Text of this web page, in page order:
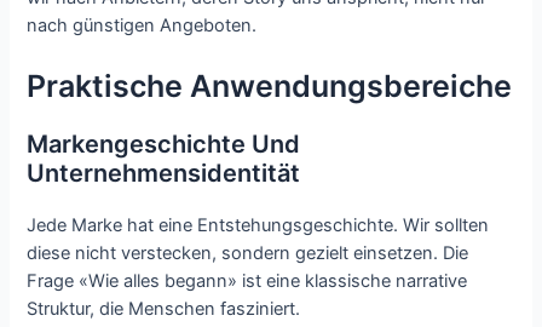
nach günstigen Angeboten.
Praktische Anwendungsbereiche
Markengeschichte Und
Unternehmensidentität
Jede Marke hat eine Entstehungsgeschichte. Wir sollten
diese nicht verstecken, sondern gezielt einsetzen. Die
Frage «Wie alles begann» ist eine klassische narrative
Struktur, die Menschen fasziniert.